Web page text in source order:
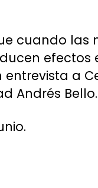
cuando
a
Andrés Bello.